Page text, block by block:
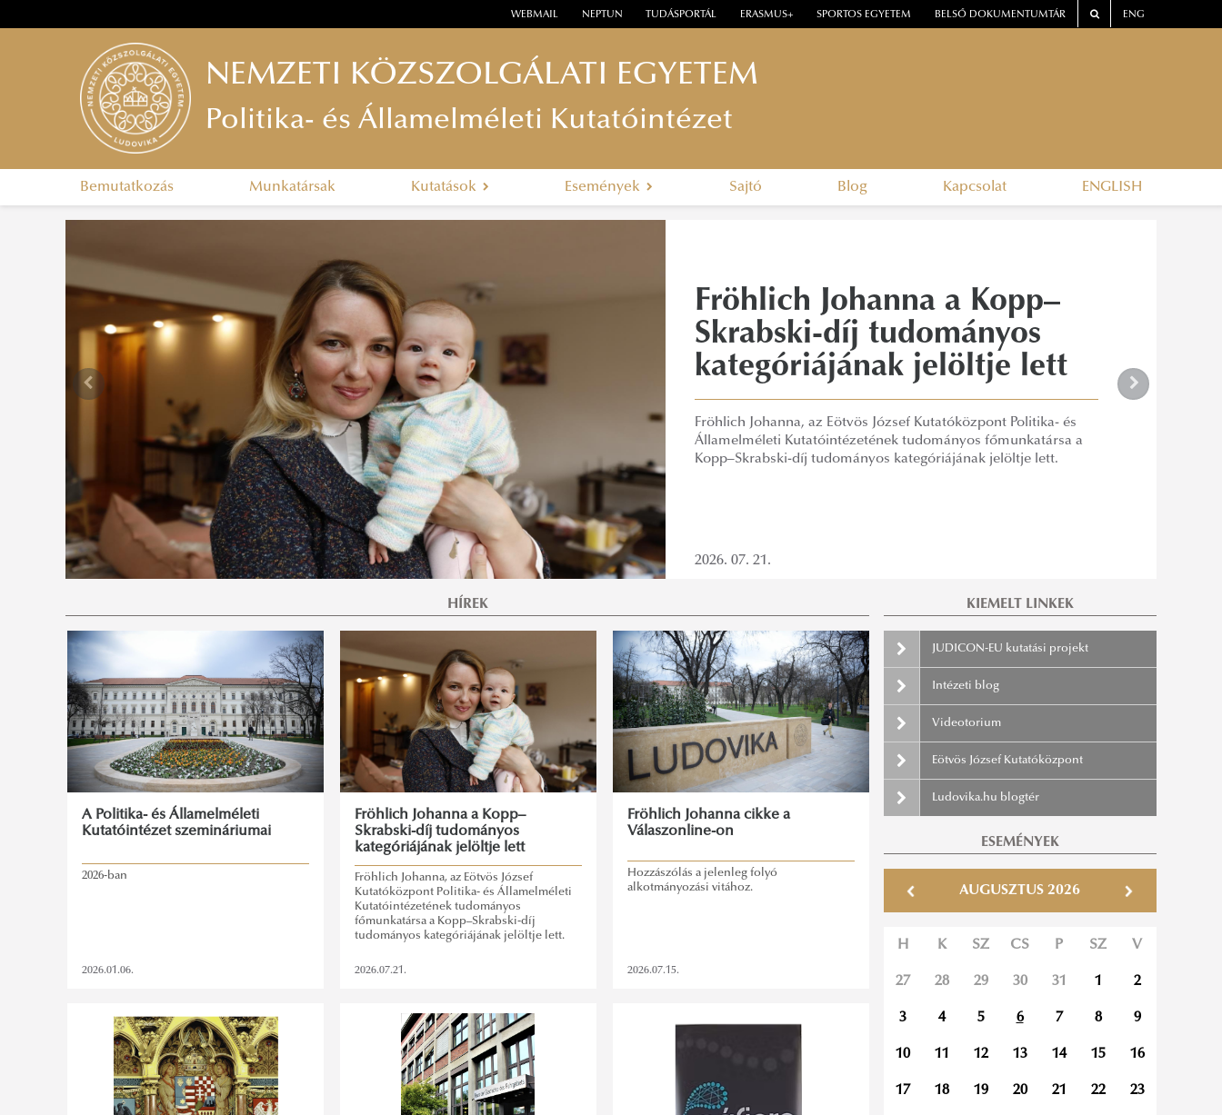
WEBMAIL NEPTUN TUDÁSPORTÁL ERASMUS+ SPORTOS EGYETEM BELSŐ DOKUMENTUMTÁR ENG
NEMZETI KÖZSZOLGÁLATI EGYETEM
Politika- és Államelméleti Kutatóintézet
Bemutatkozás Munkatársak Kutatások Események Sajtó Blog Kapcsolat ENGLISH
Fröhlich Johanna a Kopp–
Skrabski-díj tudományos
kategóriájának jelöltje lett
Fröhlich Johanna, az Eötvös József Kutatóközpont Politika- és
Államelméleti Kutatóintézetének tudományos főmunkatársa a
Kopp–Skrabski-díj tudományos kategóriájának jelöltje lett.
2026. 07. 21.
HÍREK
A Politika- és Államelméleti
Kutatóintézet szemináriumai
2026-ban
2026.01.06.
Fröhlich Johanna a Kopp–
Skrabski-díj tudományos
kategóriájának jelöltje lett
Fröhlich Johanna, az Eötvös József
Kutatóközpont Politika- és Államelméleti
Kutatóintézetének tudományos
főmunkatársa a Kopp–Skrabski-díj
tudományos kategóriájának jelöltje lett.
2026.07.21.
Fröhlich Johanna cikke a
Válaszonline-on
Hozzászólás a jelenleg folyó
alkotmányozási vitához.
2026.07.15.
KIEMELT LINKEK
JUDICON-EU kutatási projekt
Intézeti blog
Videotorium
Eötvös József Kutatóközpont
Ludovika.hu blogtér
ESEMÉNYEK
AUGUSZTUS 2026
H K SZ CS P SZ V
27 28 29 30 31 1 2
3 4 5 6 7 8 9
10 11 12 13 14 15 16
17 18 19 20 21 22 23